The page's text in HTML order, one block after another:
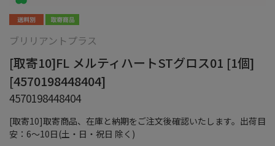
[取寄10]取寄商品、在庫と納期をご注文後確認いたします。出荷目
安：6～10日(土・日・祝日 除く)
ブリリアントプラス
[取寄10]FL メルティハートSTグロス01 [1個]
[4570198448404]
4570198448404